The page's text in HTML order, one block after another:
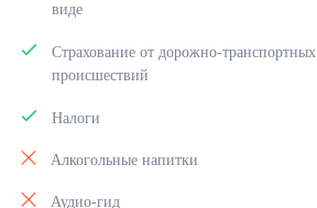
виде
Страхование от дорожно-транспортных
происшествий
Налоги
Алкогольные напитки
Аудио-гид